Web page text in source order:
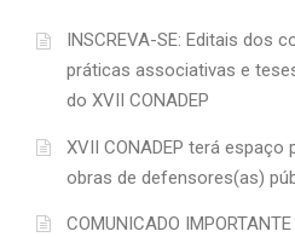
INSCREVA-SE: Editais dos
práticas associativas e
do XVII CONADEP
XVII CONADEP terá espaço
obras de defensores(as)
COMUNICADO